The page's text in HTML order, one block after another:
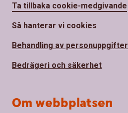
Ta tillbaka cookie-medgivande
Så hanterar vi cookies
Behandling av personuppgifter
Bedrägeri och säkerhet
Om webbplatsen